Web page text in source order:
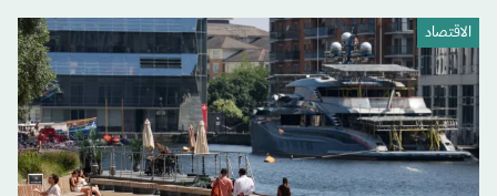
الاقتصاد